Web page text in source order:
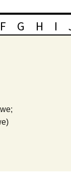
F G H I